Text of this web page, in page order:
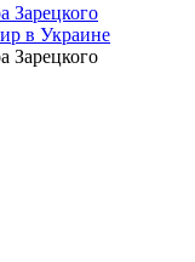
Зарецкого
в Украине
Зарецкого